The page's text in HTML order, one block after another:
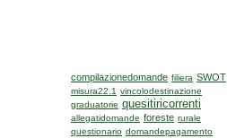
compilazionedomande filiera SWOT
misura22.1 vincolodestinazione
graduatorie quesitiricorrenti
allegatidomande foreste rurale
questionario domandepagamento